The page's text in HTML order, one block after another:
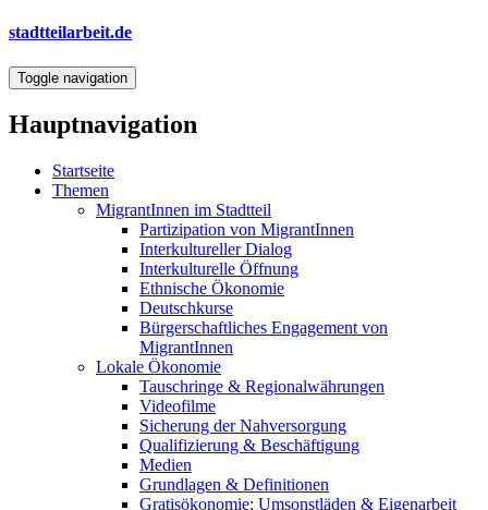
Direkt
Inhalt
stadtteilarbeit.de
Toggle navigation
Hauptnavigation
Startseite
Themen
MigrantInnen im Stadtteil
Partizipation von MigrantInnen
Interkultureller Dialog
Interkulturelle Öffnung
Ethnische Ökonomie
Deutschkurse
Bürgerschaftliches Engagement von
MigrantInnen
Lokale Ökonomie
Tauschringe & Regionalwährungen
Videofilme
Sicherung der Nahversorgung
Qualifizierung & Beschäftigung
Medien
Grundlagen & Definitionen
Gratisökonomie: Umsonstläden & Eigenarbeit